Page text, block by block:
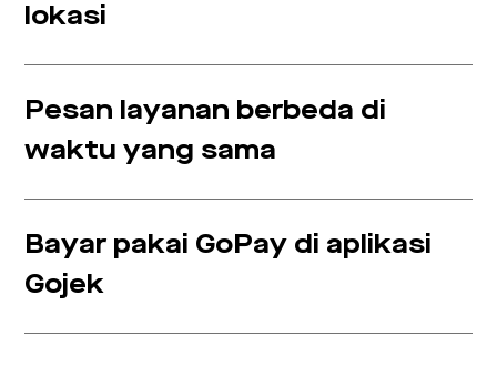
lokasi
Pesan layanan berbeda di
waktu yang sama
Bayar pakai GoPay di aplikasi
Gojek